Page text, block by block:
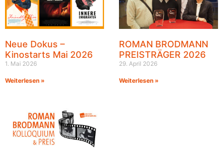
Neue Dokus –
Kinostarts Mai 2026
1. Mai 2026
Weiterlesen »
ROMAN BRODMANN
PREISTRÄGER 2026
29. April 2026
Weiterlesen »